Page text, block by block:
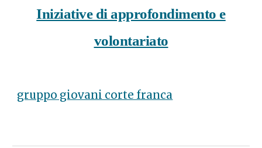
Iniziative di approfondimento e
volontariato
gruppo giovani corte franca